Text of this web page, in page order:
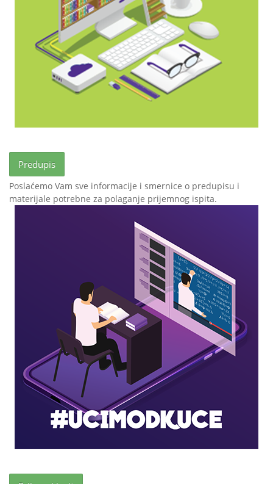
Predupis
Poslaćemo Vam sve informacije i smernice o predupisu i
materijale potrebne za polaganje prijemnog ispita.